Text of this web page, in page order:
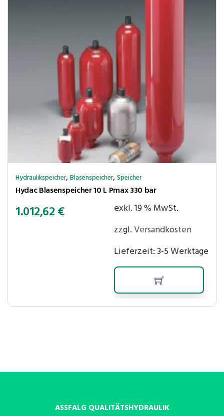
Hydraulikspeicher,Blasenspeicher,Speicher
Hydac Blasenspeicher 10 L Pmax 330 bar
1.012,62€
exkl. 19 % MwSt.
zzgl.Versandkosten
Lieferzeit:3-5 Werktage
ASSFALG QUALITÄTSHYDRAULIK